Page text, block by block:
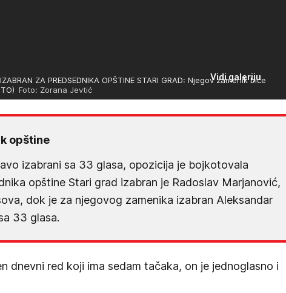
Vidi galeriju
ZA PREDSEDNIKA OPŠTINE STARI GRAD: Njegov zamenik biće
Foto: Zorana Jevtić
opštine
izabrani sa 33 glasa, opozicija je bojkotovala
opštine Stari grad izabran je Radoslav Marjanović,
dok je za njegovog zamenika izabran Aleksandar
33 glasa.
dnevni red koji ima sedam tačaka, on je jednoglasno i